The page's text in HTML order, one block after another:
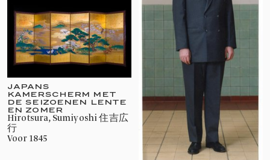
JAPANS
KAMERSCHERM MET
DE SEIZOENEN LENTE
EN ZOMER
Hirotsura, Sumiyoshi 住吉広
行
voor 1845